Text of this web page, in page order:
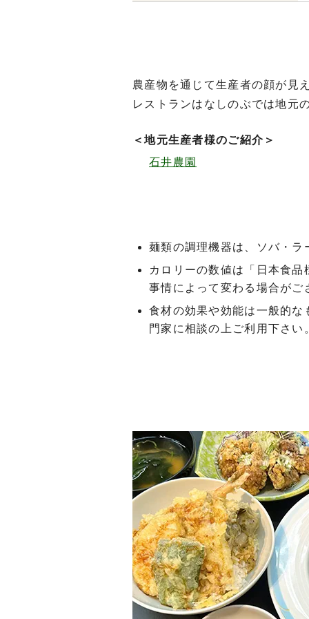
農産物を通じて生産者の顔が見
レストランはなしのぶでは地元
＜地元生産者様のご紹介＞
石井農園
麺類の調理機器は、ソバ・
カロリーの数値は「日本食
事情によって変わる場合が
食材の効果や効能は一般的
門家に相談の上ご利用下さい